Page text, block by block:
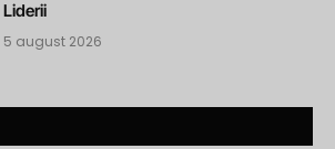
Liderii
5 august 2026